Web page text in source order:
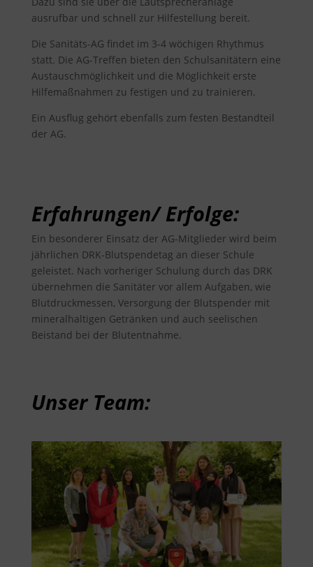
ausrufbar und schnell zur Hilfestellung bereit.
Die Sanitäts-AG findet im 3-4 wöchigen Rhythmus
statt. Die AG-Treffen bieten den Schulsanitätern eine
Austauschmöglichkeit und die Möglichkeit erste
Hilfemaßnahmen zu festigen und zu trainieren.
Ein Ausflug gehört ebenfalls zum festen Bestandteil
der AG.
Erfahrungen/ Erfolge:
Ein besonderer Einsatz der AG-Mitglieder wird beim
jährlichen DRK-Blutspendetag an dieser Schule
geleistet. Nach vorheriger Schulung durch das DRK
übernehmen die Sanitäter vor allem Aufgaben, wie
Blutdruckmessen, Versorgung der Blutspender mit
mineralhaltigen Getränken und auch seelischen
Beistand bei der Blutentnahme.
Unser Team: